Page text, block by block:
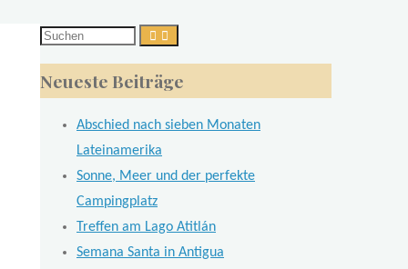
Suchen
nach:
Neueste Beiträge
Abschied nach sieben Monaten
Lateinamerika
Sonne, Meer und der perfekte
Campingplatz
Treffen am Lago Atitlán
Semana Santa in Antigua